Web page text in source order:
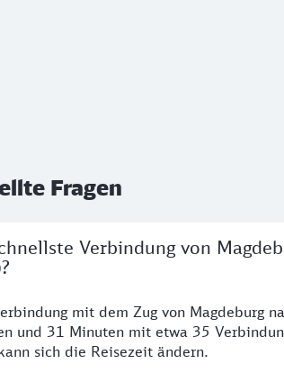
Fragen
Verbindung von
mit dem Zug von Magdeburg
und 31 Minuten mit etwa 35
sich die Reisezeit ändern.